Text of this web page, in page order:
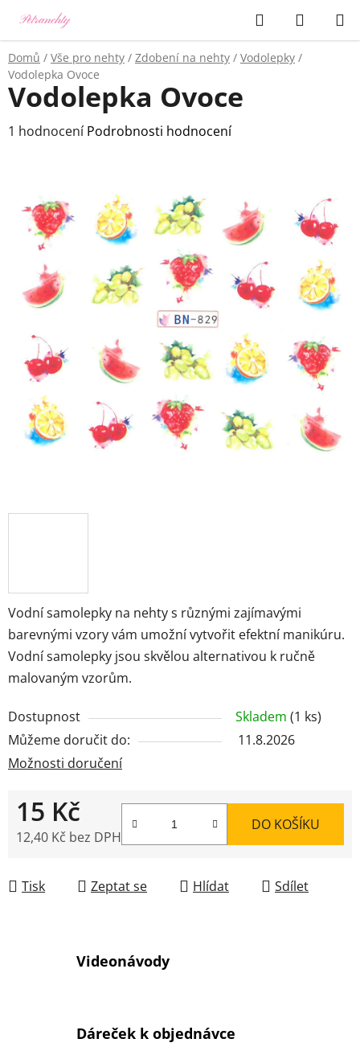
obsah
Hledat
KOŠÍK
Domů / Vše pro nehty / Zdobení na nehty / Vodolepky /
Vodolepka Ovoce
Vodní samolepky na nehty s různými zajímavými
barevnými vzory vám umožní vytvořit efektní manikúru.
Vodní samolepky jsou skvělou alternativou k ručně
malovaným vzorům.
Dostupnost Skladem (1 ks)
Můžeme doručit do:
11.8.2026
Možnosti doručení
15 Kč
12,40 Kč bez DPH
DO KOŠÍKU
Tisk Zeptat se Hlídat Sdílet
Vodolepka Ovoce
Průměrné
3,0
hvězdiček.
1 hodnocení Podrobnosti hodnocení
Videonávody
Dáreček k objednávce